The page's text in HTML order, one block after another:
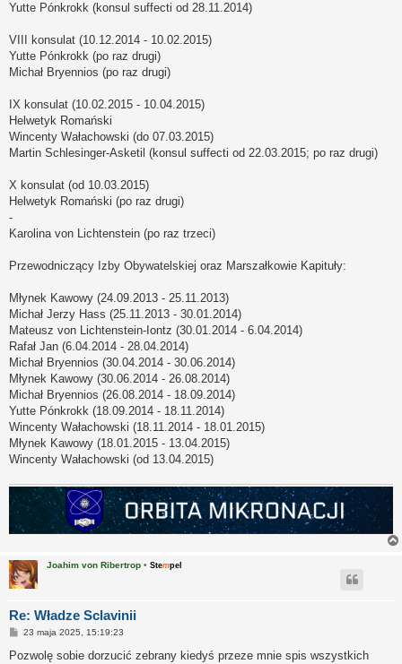
Yutte Pónkrokk (konsul suffecti od 28.11.2014)
VIII konsulat (10.12.2014 - 10.02.2015)
Yutte Pónkrokk (po raz drugi)
Michał Bryennios (po raz drugi)
IX konsulat (10.02.2015 - 10.04.2015)
Helwetyk Romański
Wincenty Wałachowski (do 07.03.2015)
Martin Schlesinger-Asketil (konsul suffecti od 22.03.2015; po raz drugi)
X konsulat (od 10.03.2015)
Helwetyk Romański (po raz drugi)
-
Karolina von Lichtenstein (po raz trzeci)
Przewodniczący Izby Obywatelskiej oraz Marszałkowie Kapituły:
Młynek Kawowy (24.09.2013 - 25.11.2013)
Michał Jerzy Hass (25.11.2013 - 30.01.2014)
Mateusz von Lichtenstein-Iontz (30.01.2014 - 6.04.2014)
Rafał Jan (6.04.2014 - 28.04.2014)
Michał Bryennios (30.04.2014 - 30.06.2014)
Młynek Kawowy (30.06.2014 - 26.08.2014)
Michał Bryennios (26.08.2014 - 18.09.2014)
Yutte Pónkrokk (18.09.2014 - 18.11.2014)
Wincenty Wałachowski (18.11.2014 - 18.01.2015)
Młynek Kawowy (18.01.2015 - 13.04.2015)
Wincenty Wałachowski (od 13.04.2015)
Joahim von Ribertrop • Stempel
Re: Władze Sclavinii
P
s
23 maja 2025, 15:19:23
Pozwolę sobie dorzucić zebrany kiedyś przeze mnie spis wszystkich